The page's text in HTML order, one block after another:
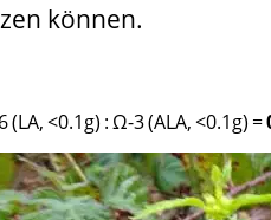
können.
(LA, <0.1g) :Ω-3 (ALA, <0.1g) =